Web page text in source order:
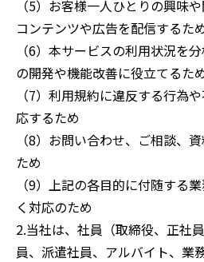
（5）お客様一人ひとりの興味
コンテンツや広告を配信するた
（6）本サービスの利用状況を
の開発や機能改善に役立てるた
（7）利用規約に違反する行為
応するため
（8）お問い合わせ、ご相談、
ため
（9）上記の各目的に付随する
く対応のため
2.当社は、社員（取締役、正社
員、派遣社員、アルバイト、業